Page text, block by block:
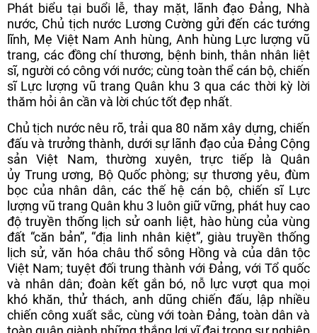
Phát biểu tại buổi lễ, thay mặt, lãnh đạo Đảng, Nhà
nước, Chủ tịch nước Lương Cường gửi đến các tướng
lĩnh, Mẹ Việt Nam Anh hùng, Anh hùng Lực lượng vũ
trang, các đồng chí thương, bệnh binh, thân nhân liệt
sĩ, người có công với nước; cùng toàn thể cán bộ, chiến
sĩ Lực lượng vũ trang Quân khu 3 qua các thời kỳ lời
thăm hỏi ân cần và lời chúc tốt đẹp nhất.
Chủ tịch nước nêu rõ, trải qua 80 năm xây dựng, chiến
đấu và trưởng thành, dưới sự lãnh đạo của Đảng Cộng
sản Việt Nam, thường xuyên, trực tiếp là Quân
ủy Trung ương, Bộ Quốc phòng; sự thương yêu, đùm
bọc của nhân dân, các thế hệ cán bộ, chiến sĩ Lực
lượng vũ trang Quân khu 3 luôn giữ vững, phát huy cao
độ truyền thống lịch sử oanh liệt, hào hùng của vùng
đất “căn bản”, “địa linh nhân kiệt”, giàu truyền thống
lịch sử, văn hóa châu thổ sông Hồng và của dân tộc
Việt Nam; tuyệt đối trung thành với Đảng, với Tổ quốc
và nhân dân; đoàn kết gắn bó, nỗ lực vượt qua mọi
khó khăn, thử thách, anh dũng chiến đấu, lập nhiều
chiến công xuất sắc, cùng với toàn Đảng, toàn dân và